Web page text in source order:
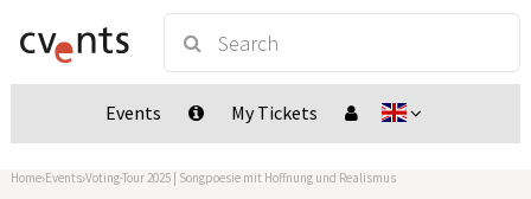
Events My Tickets
Home Events Voting-Tour 2025 | Songpoesie mit Hoffnung und Realismus